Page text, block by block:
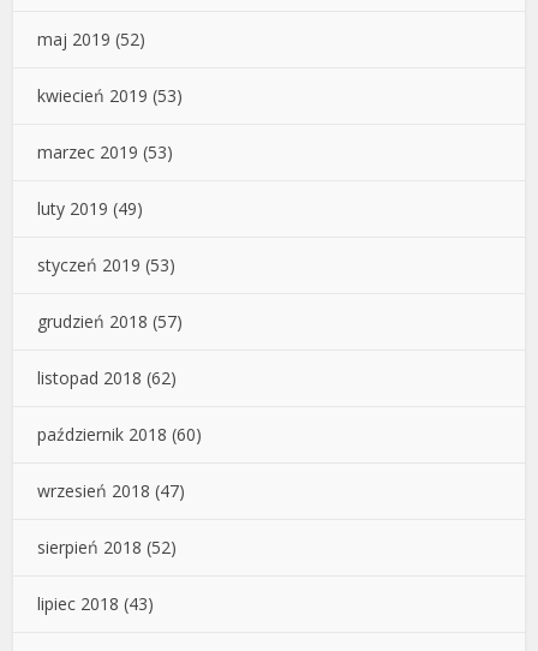
maj 2019 (52)
kwiecień 2019 (53)
marzec 2019 (53)
luty 2019 (49)
styczeń 2019 (53)
grudzień 2018 (57)
listopad 2018 (62)
październik 2018 (60)
wrzesień 2018 (47)
sierpień 2018 (52)
lipiec 2018 (43)